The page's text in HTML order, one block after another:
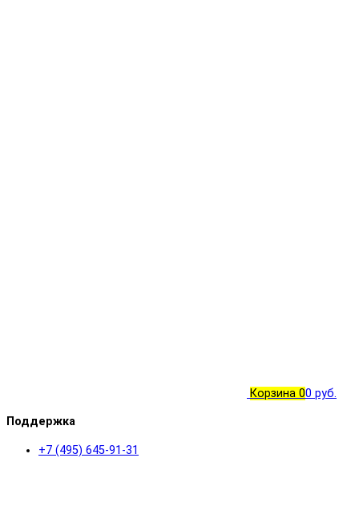
Корзина 00 руб.
Поддержка
+7 (495) 645-91-31